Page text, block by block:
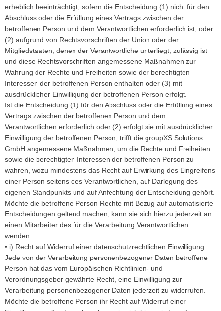
erheblich beeinträchtigt, sofern die Entscheidung (1) nicht für den
Abschluss oder die Erfüllung eines Vertrags zwischen der
betroffenen Person und dem Verantwortlichen erforderlich ist, oder
(2) aufgrund von Rechtsvorschriften der Union oder der
Mitgliedstaaten, denen der Verantwortliche unterliegt, zulässig ist
und diese Rechtsvorschriften angemessene Maßnahmen zur
Wahrung der Rechte und Freiheiten sowie der berechtigten
Interessen der betroffenen Person enthalten oder (3) mit
ausdrücklicher Einwilligung der betroffenen Person erfolgt.
Ist die Entscheidung (1) für den Abschluss oder die Erfüllung eines
Vertrags zwischen der betroffenen Person und dem
Verantwortlichen erforderlich oder (2) erfolgt sie mit ausdrücklicher
Einwilligung der betroffenen Person, trifft die groupXS Solutions
GmbH angemessene Maßnahmen, um die Rechte und Freiheiten
sowie die berechtigten Interessen der betroffenen Person zu
wahren, wozu mindestens das Recht auf Erwirkung des Eingreifens
einer Person seitens des Verantwortlichen, auf Darlegung des
eigenen Standpunkts und auf Anfechtung der Entscheidung gehört.
Möchte die betroffene Person Rechte mit Bezug auf automatisierte
Entscheidungen geltend machen, kann sie sich hierzu jederzeit an
einen Mitarbeiter des für die Verarbeitung Verantwortlichen
wenden.
• i) Recht auf Widerruf einer datenschutzrechtlichen Einwilligung
Jede von der Verarbeitung personenbezogener Daten betroffene
Person hat das vom Europäischen Richtlinien- und
Verordnungsgeber gewährte Recht, eine Einwilligung zur
Verarbeitung personenbezogener Daten jederzeit zu widerrufen.
Möchte die betroffene Person ihr Recht auf Widerruf einer